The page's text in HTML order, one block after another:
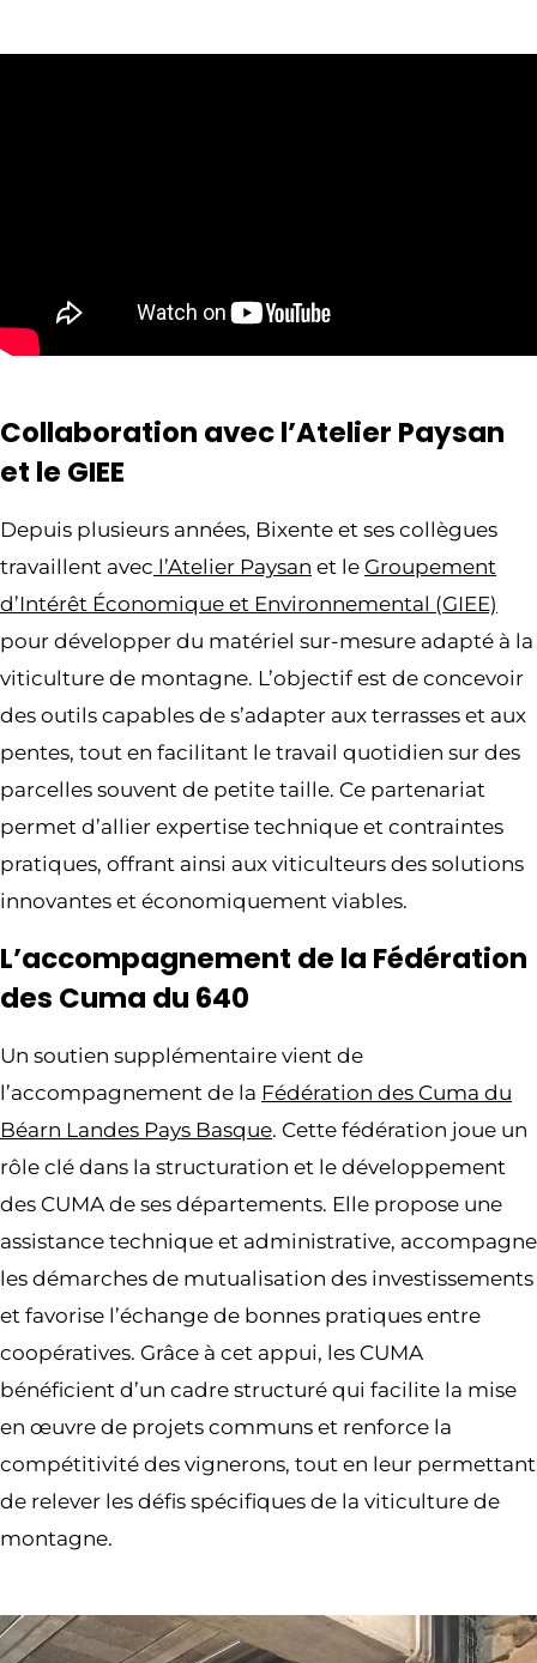
Collaboration avec l’Atelier Paysan
et le GIEE
Depuis plusieurs années, Bixente et ses collègues
travaillent avec l’Atelier Paysan et le Groupement
d’Intérêt Économique et Environnemental (GIEE)
pour développer du matériel sur-mesure adapté à la
viticulture de montagne. L’objectif est de concevoir
des outils capables de s’adapter aux terrasses et aux
pentes, tout en facilitant le travail quotidien sur des
parcelles souvent de petite taille. Ce partenariat
permet d’allier expertise technique et contraintes
pratiques, offrant ainsi aux viticulteurs des solutions
innovantes et économiquement viables.
L’accompagnement de la Fédération
des Cuma du 640
Un soutien supplémentaire vient de
l’accompagnement de la Fédération des Cuma du
Béarn Landes Pays Basque. Cette fédération joue un
rôle clé dans la structuration et le développement
des CUMA de ses départements. Elle propose une
assistance technique et administrative, accompagne
les démarches de mutualisation des investissements
et favorise l’échange de bonnes pratiques entre
coopératives. Grâce à cet appui, les CUMA
bénéficient d’un cadre structuré qui facilite la mise
en œuvre de projets communs et renforce la
compétitivité des vignerons, tout en leur permettant
de relever les défis spécifiques de la viticulture de
montagne.